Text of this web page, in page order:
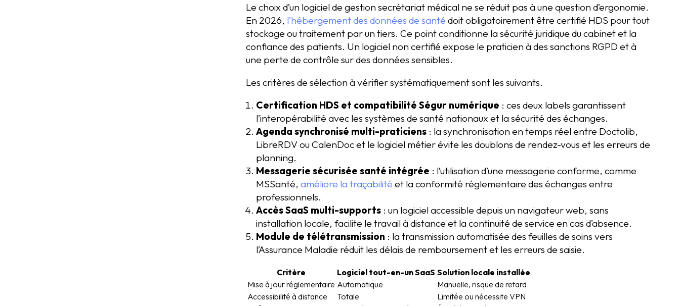
Le choix d’un logiciel de gestion secrétariat médical ne se réduit pas à une question d’ergonomie.
En 2026, l’hébergement des données de santé doit obligatoirement être certifié HDS pour tout
stockage ou traitement par un tiers. Ce point conditionne la sécurité juridique du cabinet et la
confiance des patients. Un logiciel non certifié expose le praticien à des sanctions RGPD et à
une perte de contrôle sur des données sensibles.
Les critères de sélection à vérifier systématiquement sont les suivants.
Certification HDS et compatibilité Ségur numérique : ces deux labels garantissent
l’interopérabilité avec les systèmes de santé nationaux et la sécurité des échanges.
Agenda synchronisé multi-praticiens : la synchronisation en temps réel entre Doctolib,
LibreRDV ou CalenDoc et le logiciel métier évite les doublons de rendez-vous et les erreurs de
planning.
Messagerie sécurisée santé intégrée : l’utilisation d’une messagerie conforme, comme
MSSanté, améliore la traçabilité et la conformité réglementaire des échanges entre
professionnels.
Accès SaaS multi-supports : un logiciel accessible depuis un navigateur web, sans
installation locale, facilite le travail à distance et la continuité de service en cas d’absence.
Module de télétransmission : la transmission automatisée des feuilles de soins vers
l’Assurance Maladie réduit les délais de remboursement et les erreurs de saisie.
Critère Logiciel tout-en-un SaaS Solution locale installée
Mise à jour réglementaire Automatique
Manuelle, risque de retard
Accessibilité à distance
Totale
Limitée ou nécessite VPN